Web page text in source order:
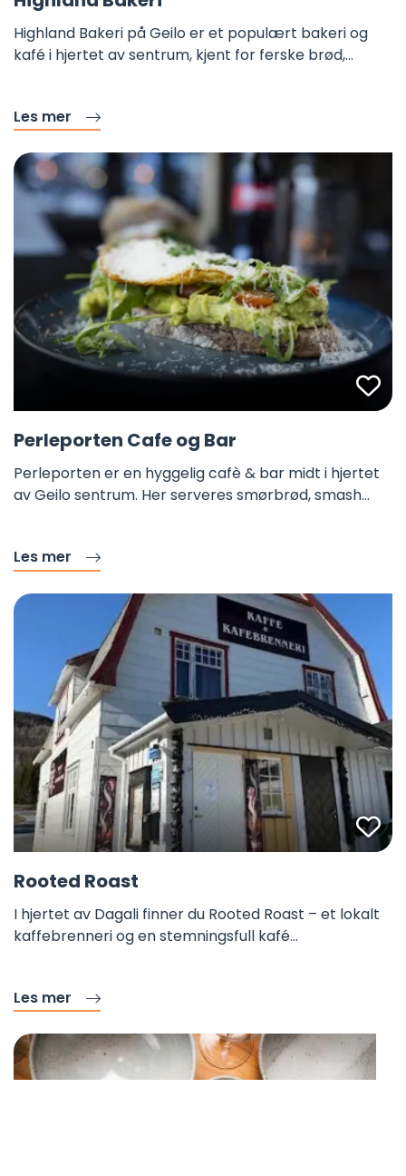
Highland Bakeri på Geilo er et populært bakeri og
kafé i hjertet av sentrum, kjent for ferske brød,…
Les mer
Perleporten Cafe og Bar
Perleporten er en hyggelig cafè & bar midt i hjertet
av Geilo sentrum. Her serveres smørbrød, smash…
Les mer
Rooted Roast
I hjertet av Dagali finner du Rooted Roast – et lokalt
kaffebrenneri og en stemningsfull kafé…
Les mer